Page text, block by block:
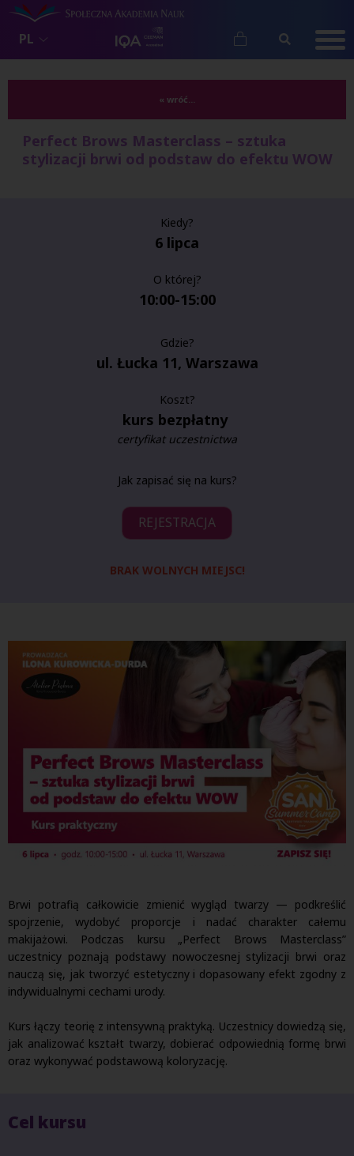
PL
« wróć...
Perfect Brows Masterclass – sztuka
stylizacji brwi od podstaw do efektu WOW
Kiedy?
6 lipca
O której?
10:00-15:00
Gdzie?
ul. Łucka 11, Warszawa
Koszt?
kurs bezpłatny
certyfikat uczestnictwa
Jak zapisać się na kurs?
REJESTRACJA
BRAK WOLNYCH MIEJSC!
Brwi potrafią całkowicie zmienić wygląd twarzy — podkreślić
spojrzenie, wydobyć proporcje i nadać charakter całemu
makijażowi. Podczas kursu „Perfect Brows Masterclass”
uczestnicy poznają podstawy nowoczesnej stylizacji brwi oraz
nauczą się, jak tworzyć estetyczny i dopasowany efekt zgodny z
indywidualnymi cechami urody.
Kurs łączy teorię z intensywną praktyką. Uczestnicy dowiedzą się,
jak analizować kształt twarzy, dobierać odpowiednią formę brwi
oraz wykonywać podstawową koloryzację.
Cel kursu